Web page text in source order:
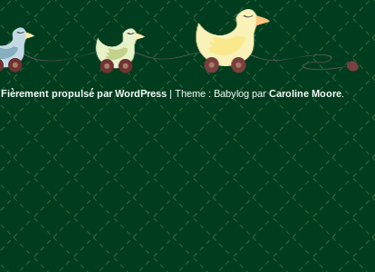
Fièrement propulsé par WordPress Theme : Babylog parCaroline Moore.